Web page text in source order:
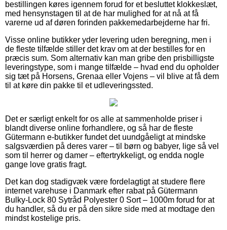
bestillingen køres igennem forud for et besluttet klokkeslæt,
med hensynstagen til at de har mulighed for at nå at få
varerne ud af døren forinden pakkemedarbejderne har fri.
Visse online butikker yder levering uden beregning, men i
de fleste tilfælde stiller det krav om at der bestilles for en
præcis sum. Som alternativ kan man gribe den prisbilligste
leveringstype, som i mange tilfælde – hvad end du opholder
sig tæt på Horsens, Grenaa eller Vojens – vil blive at få dem
til at køre din pakke til et udleveringssted.
Det er særligt enkelt for os alle at sammenholde priser i
blandt diverse online forhandlere, og så har de fleste
Gütermann e-butikker fundet det uundgåeligt at mindske
salgsværdien på deres varer – til børn og babyer, lige så vel
som til herrer og damer – eftertrykkeligt, og endda nogle
gange love gratis fragt.
Det kan dog stadigvæk være fordelagtigt at studere flere
internet varehuse i Danmark efter rabat på Gütermann
Bulky-Lock 80 Sytråd Polyester 0 Sort – 1000m forud for at
du handler, så du er på den sikre side med at modtage den
mindst kostelige pris.